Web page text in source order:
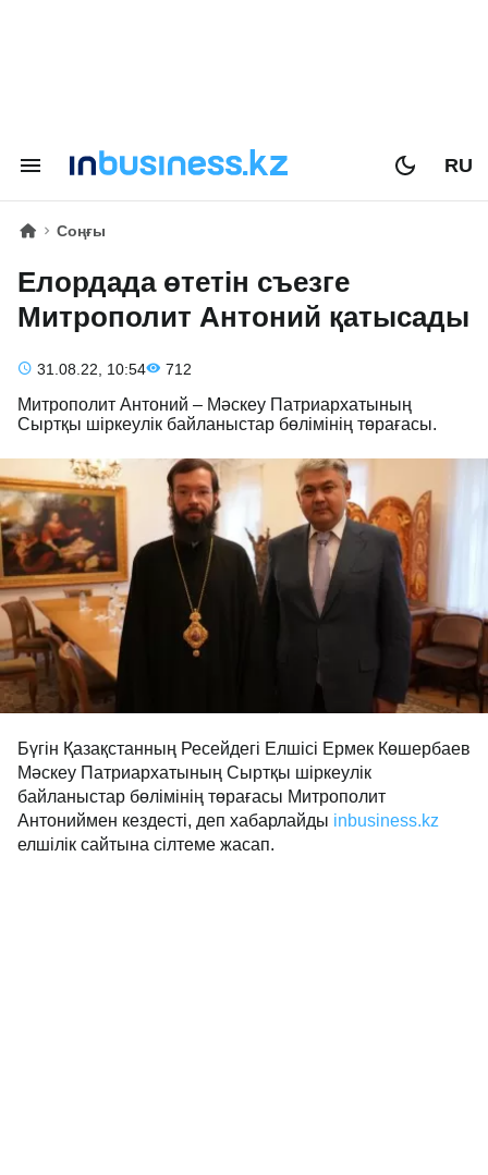
RU
Соңғы
Елордада өтетін съезге
Митрополит Антоний қатысады
31.08.22, 10:54 712
Митрополит Антоний – Мәскеу Патриархатының
Сыртқы шіркеулік байланыстар бөлімінің төрағасы.
Бүгін Қазақстанның Ресейдегі Елшісі Ермек Көшербаев
Мәскеу Патриархатының Сыртқы шіркеулік
байланыстар бөлімінің төрағасы Митрополит
Антониймен кездесті, деп хабарлайды inbusiness.kz
елшілік сайтына сілтеме жасап.